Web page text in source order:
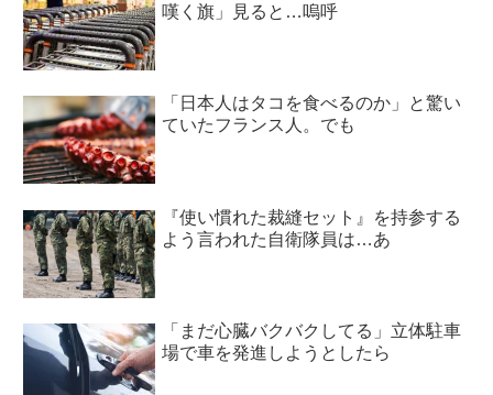
嘆く旗」見ると…嗚呼
「日本人はタコを食べるのか」と驚い
ていたフランス人。でも
『使い慣れた裁縫セット』を持参する
よう言われた自衛隊員は…あ
「まだ心臓バクバクしてる」立体駐車
場で車を発進しようとしたら